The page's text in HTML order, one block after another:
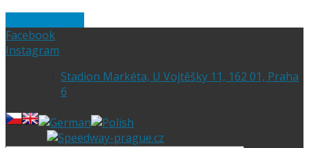
Facebook
Instagram
Stadion Markéta, U Vojtěšky 11, 162 01, Praha
6